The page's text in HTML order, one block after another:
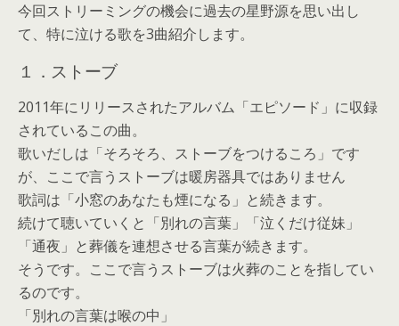
今回ストリーミングの機会に過去の星野源を思い出し
て、特に泣ける歌を3曲紹介します。
１．ストーブ
2011年にリリースされたアルバム「エピソード」に収録
されているこの曲。
歌いだしは「そろそろ、ストーブをつけるころ」です
が、ここで言うストーブは暖房器具ではありません
歌詞は「小窓のあなたも煙になる」と続きます。
続けて聴いていくと「別れの言葉」「泣くだけ従妹」
「通夜」と葬儀を連想させる言葉が続きます。
そうです。ここで言うストーブは火葬のことを指してい
るのです。
「別れの言葉は喉の中」